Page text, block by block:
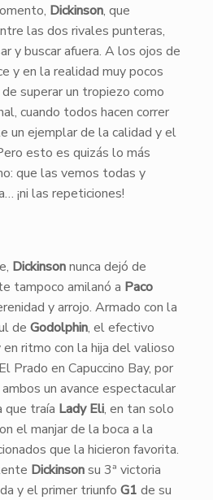
Dickinson, que
las dos rivales punteras,
y buscar afuera. A los ojos de
y en la realidad muy pocos
superar un tropiezo como
cuando todos hacen correr
un ejemplar de la calidad y el
esto es quizás lo más
que las vemos todas y
¡ni las repeticiones!
Dickinsonnunca dejó de
tampoco amilanó a Paco
y arrojo. Armado con la
de Godolphin, el efectivo
ritmo con la hija del valioso
Prado en Capuccino Bay, por
un avance espectacular
que traía Lady Eli, en tan solo
el manjar de la boca a la
que la hicieron favorita.
Dickinsonsu 3ª victoria
y el primer triunfo G1 de su